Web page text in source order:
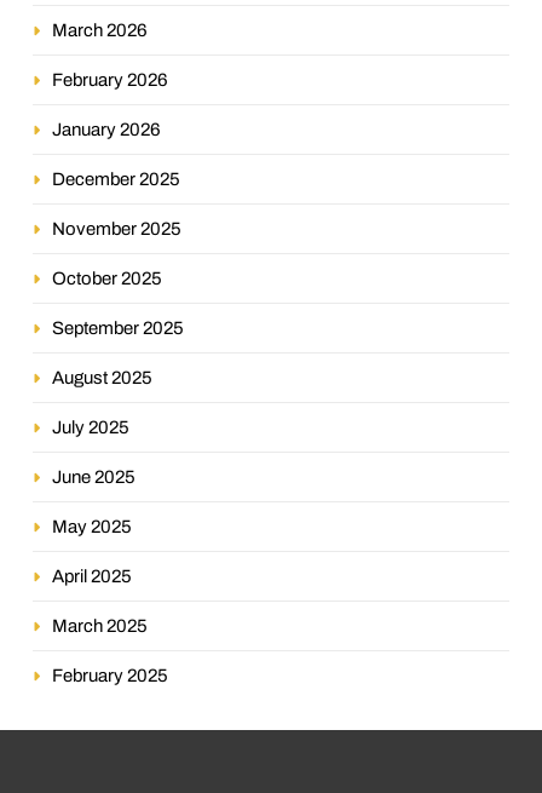
March 2026
February 2026
January 2026
December 2025
November 2025
October 2025
September 2025
August 2025
July 2025
June 2025
May 2025
April 2025
March 2025
February 2025